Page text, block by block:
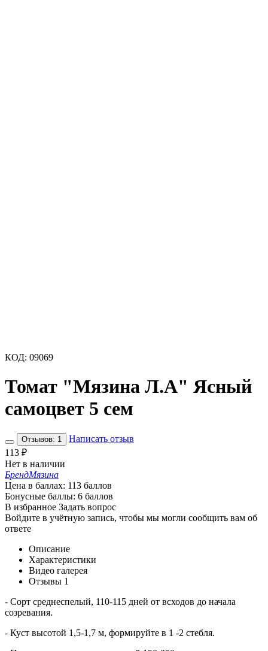
КОД: 09069
Томат "Мязина Л.А" Ясный
самоцвет 5 сем
Отзывов: 1
Написать отзыв
113 ₽
Нет в наличии
БрендМязина
Цена в баллах: 113 баллов
Бонусные баллы: 6 баллов
В избранное Задать вопрос
Войдите в учётную запись, чтобы мы могли сообщить вам об
ответе
Описание
Характеристики
Видео галерея
Отзывы 1
- Сорт среднеспелый, 110-115 дней от всходов до начала
созревания.
- Куст высотой 1,5-1,7 м, формируйте в 1 -2 стебля.